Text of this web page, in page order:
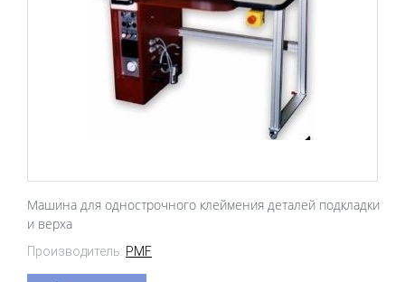
Машина для однострочного клеймения деталей подкладки
и верха
Производитель: PMF